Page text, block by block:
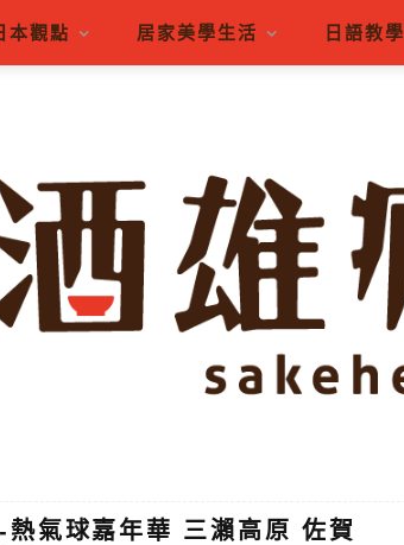
本觀點 居家美學生活 日語教學
氣球嘉年華 三瀨高原 佐賀